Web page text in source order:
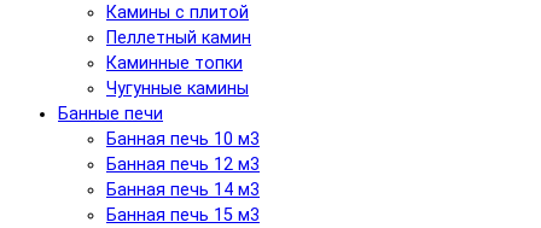
Камины с плитой
Пеллетный камин
Каминные топки
Чугунные камины
Банные печи
Банная печь 10 м3
Банная печь 12 м3
Банная печь 14 м3
Банная печь 15 м3